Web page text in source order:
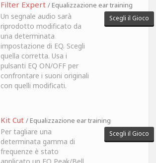
Filter Expert / Equalizzazione ear training
Un segnale audio sarà
riprodotto modificato da
una determinata
impostazione di EQ. Scegli
quella corretta. Usa i
pulsanti EQ ON/OFF per
confrontare i suoni originali
con quelli modificati.
Scegli il Gioco
Kit Cut / Equalizzazione ear training
Per tagliare una
determinata gamma di
frequenze è stato
applicato un EQ Peak/Bell
Scegli il Gioco